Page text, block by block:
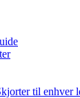
til enhver